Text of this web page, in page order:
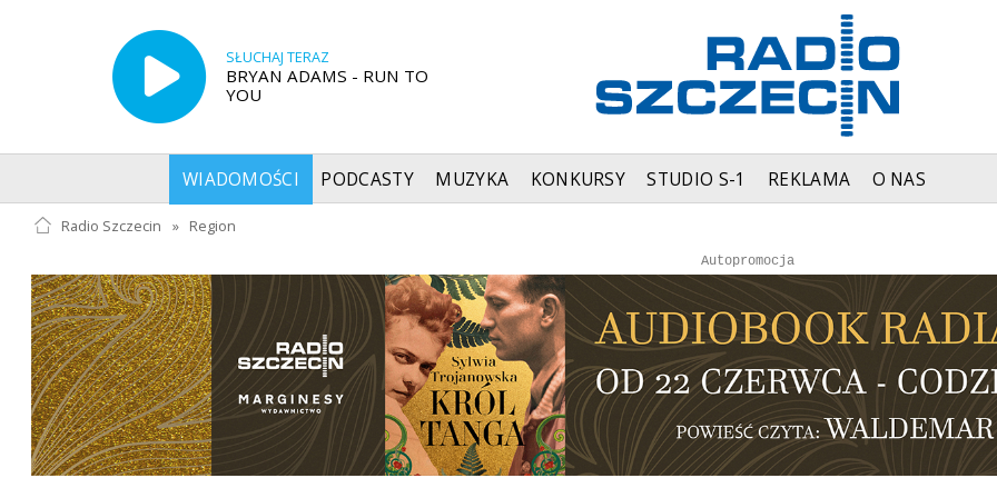
SŁUCHAJ TERAZ
BRYAN ADAMS - RUN TO
YOU
WIADOMOŚCI PODCASTY MUZYKA KONKURSY STUDIO S-1 REKLAMA O NAS
Radio Szczecin » Region
Autopromocja
Autopromocja
Reklama